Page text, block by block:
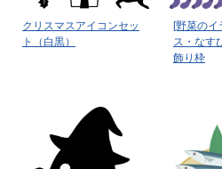
クリスマスアイコンセッ
ト（白黒）
[野菜の
ス・なす
飾り枠